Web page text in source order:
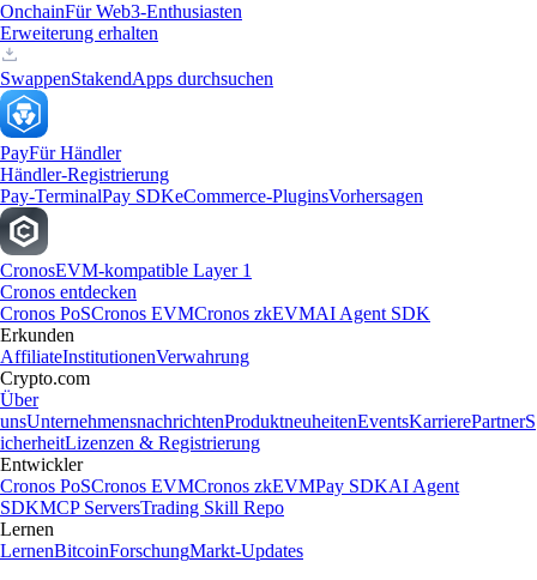
OnchainFür Web3-Enthusiasten
Erweiterung erhalten
SwappenStakendApps durchsuchen
PayFür Händler
Händler-Registrierung
Pay-TerminalPay SDKeCommerce-PluginsVorhersagen
CronosEVM-kompatible Layer 1
Cronos entdecken
Cronos PoSCronos EVMCronos zkEVMAI Agent SDK
Erkunden
AffiliateInstitutionenVerwahrung
Crypto.com
Über
unsUnternehmensnachrichtenProduktneuheitenEventsKarrierePartnerS
icherheitLizenzen & Registrierung
Entwickler
Cronos PoSCronos EVMCronos zkEVMPay SDKAI Agent
SDKMCP ServersTrading Skill Repo
Lernen
LernenBitcoinForschungMarkt-Updates